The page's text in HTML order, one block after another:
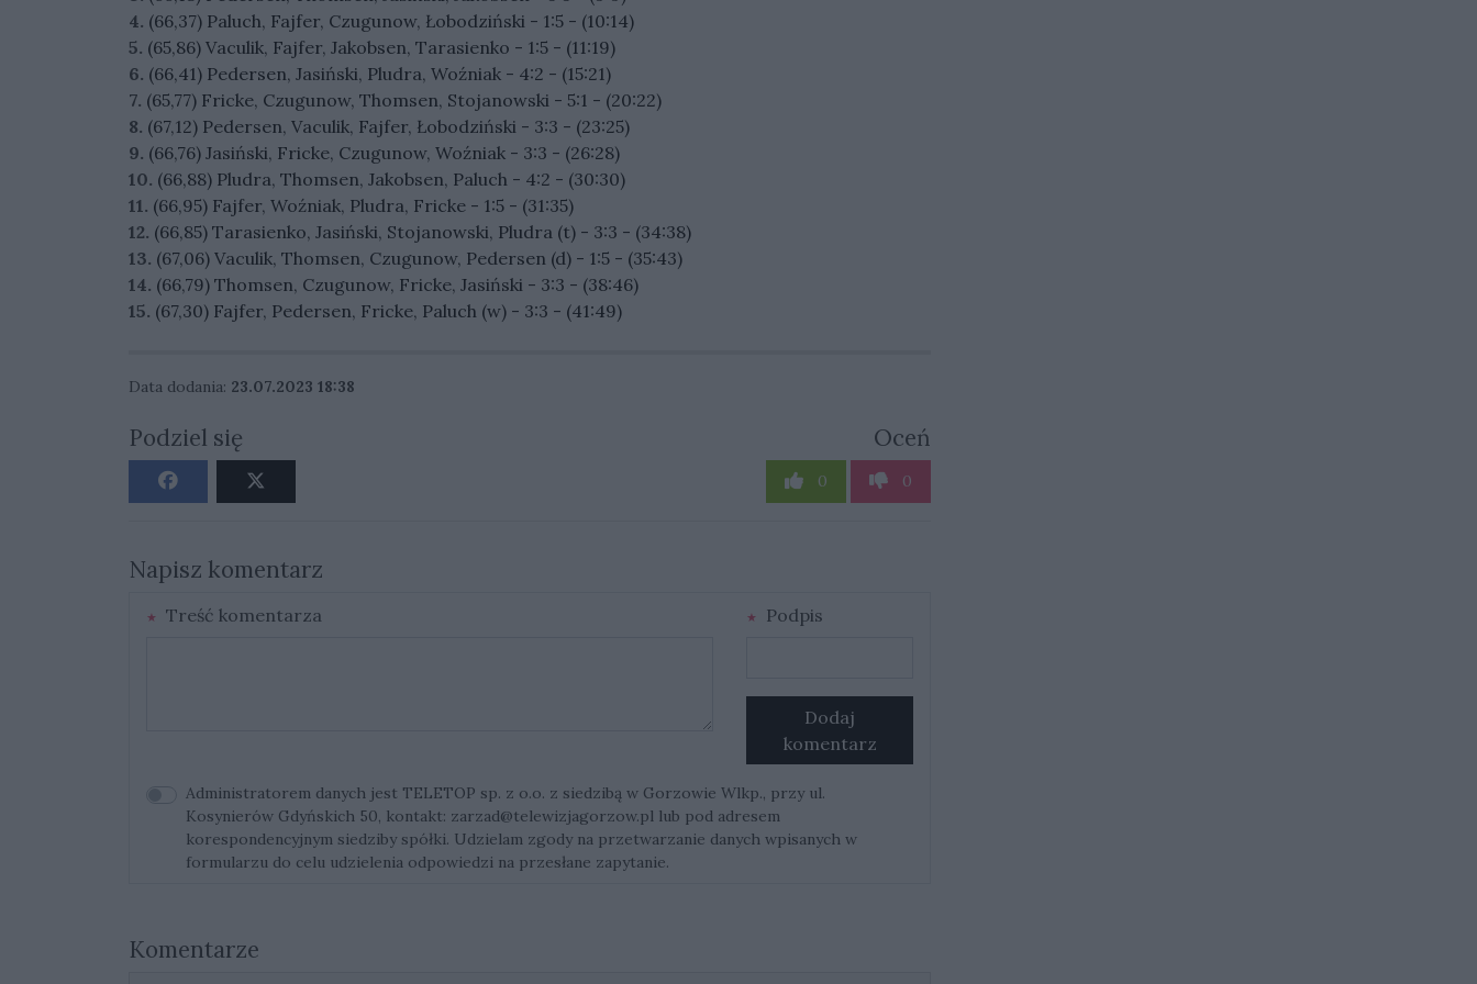
4. (66,37) Paluch, Fajfer, Czugunow, Łobodziński - 1:5 - (10:14)
5. (65,86) Vaculik, Fajfer, Jakobsen, Tarasienko - 1:5 - (11:19)
6. (66,41) Pedersen, Jasiński, Pludra, Woźniak - 4:2 - (15:21)
7. (65,77) Fricke, Czugunow, Thomsen, Stojanowski - 5:1 - (20:22)
8. (67,12) Pedersen, Vaculik, Fajfer, Łobodziński - 3:3 - (23:25)
9. (66,76) Jasiński, Fricke, Czugunow, Woźniak - 3:3 - (26:28)
10. (66,88) Pludra, Thomsen, Jakobsen, Paluch - 4:2 - (30:30)
11. (66,95) Fajfer, Woźniak, Pludra, Fricke - 1:5 - (31:35)
12. (66,85) Tarasienko, Jasiński, Stojanowski, Pludra (t) - 3:3 - (34:38)
13. (67,06) Vaculik, Thomsen, Czugunow, Pedersen (d) - 1:5 - (35:43)
14. (66,79) Thomsen, Czugunow, Fricke, Jasiński - 3:3 - (38:46)
15. (67,30) Fajfer, Pedersen, Fricke, Paluch (w) - 3:3 - (41:49)
Data dodania: 23.07.2023 18:38
Podziel się Oceń
0 0
Napisz komentarz
Treść komentarza Podpis
Dodaj
komentarz
Administratorem danych jest TELETOP sp. z o.o. z siedzibą w Gorzowie Wlkp., przy ul.
Kosynierów Gdyńskich 50, kontakt: zarzad@telewizjagorzow.pl lub pod adresem
korespondencyjnym siedziby spółki. Udzielam zgody na przetwarzanie danych wpisanych w
formularzu do celu udzielenia odpowiedzi na przesłane zapytanie.
Komentarze